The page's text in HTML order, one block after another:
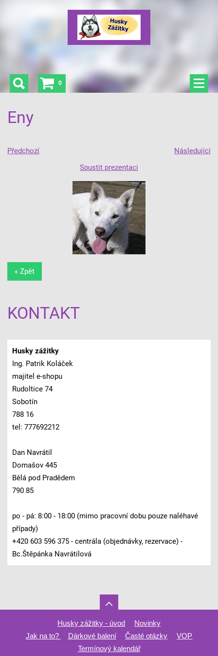
Eny
Předchozí
Následující
Spustit prezentaci
« Zpět
KONTAKT
Husky zážitky
Ing. Patrik Koláček
majitel e-shopu
Rudoltice 74
Sobotín
788 16
tel: 777692212
Dan Navrátil
Domašov 445
Bělá pod Pradědem
790 85
po - pá: 8:00 - 18:00 (mimo pracovní dobu pouze naléhavé
případy)
+420 603 596 375 - centrála (objednávky, rezervace) -
Bc.Štěpánka Navrátilová
Husky zážitky - úvod
Novinky
Jak na to?
Dárkové balení Časté otázky
VOP
Termínový kalendář
0